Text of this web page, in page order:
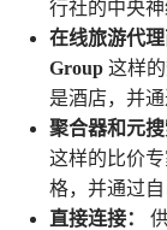
行社的中央
在线旅游代理
Group 这样
是酒店，并
聚合器和元搜
这样的比价
格，并通过自
直接连接：